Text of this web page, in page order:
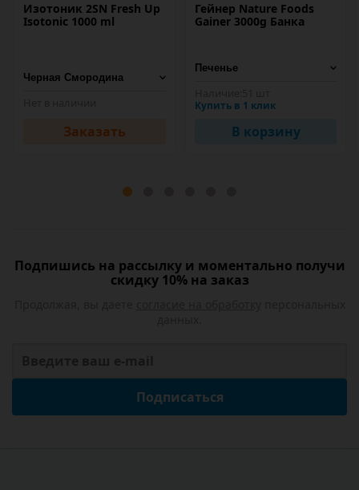
Изотоник 2SN Fresh Up
Isotonic 1000 ml
Заказать
Гейнер Nature Foods
Gainer 3000g Банка
Купить в 1 клик
В корзину
Подпишись на рассылку и моментально получи
скидку 10% на заказ
Подписаться